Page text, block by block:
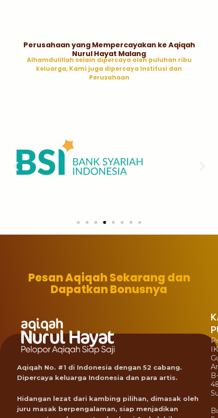
Perusahaan yang Mempercayakan ke Aqiqah
Nurul Hayat Malang
Alhamdulillah selain dipercaya oleh puluhan ribu
keluarga, Kami juga dipercaya Institusi dan
Perusahaan
Pesan Aqiqah Sekarang dan
Dapatkan Bonusnya
Aqiqah No. #1 di Indonesia dengan 52 cabang.
Dipercaya keluarga Indonesia dan para artis.
Hidangan lezat dari kambing pilihan, dimasak oleh
juru masak berpengalaman, siap menjadikan
B-